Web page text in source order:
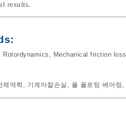
results.
Rotordynamics , Mechanical friction loss
체역학, 기계마찰손실 , 풀 플로팅 베어링 ,